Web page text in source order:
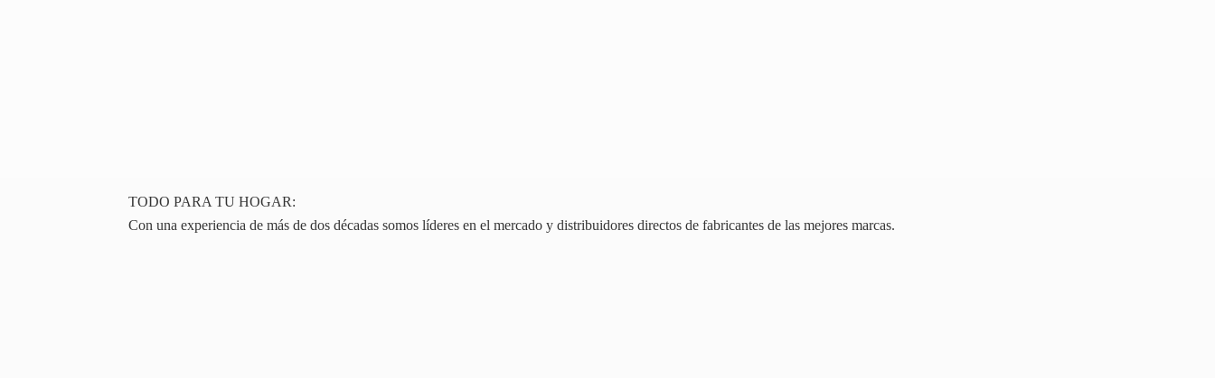
TODO PARA TU HOGAR:
Con una experiencia de más de dos décadas somos líderes en el mercado y distribuidores directos de fabricantes de lasmejores marcas.